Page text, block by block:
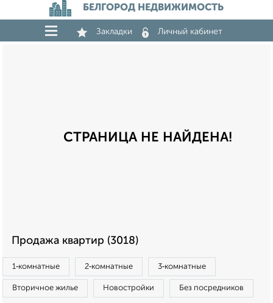
БЕЛГОРОД НЕДВИЖИМОСТЬ
Закладки Личный кабинет
СТРАНИЦА НЕ НАЙДЕНА!
Продажа квартир (3018)
1‑комнатные 2‑комнатные 3‑комнатные
Вторичное жилье Новостройки Без посредников